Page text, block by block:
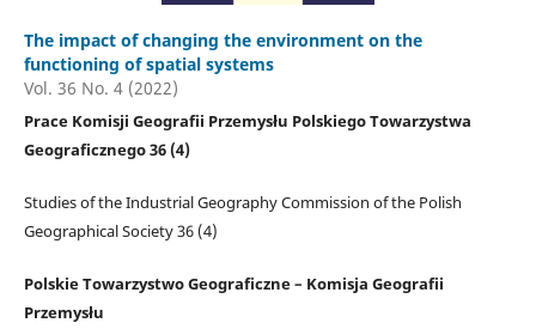
The impact of changing the environment on the
functioning of spatial systems
Vol. 36 No. 4 (2022)
Prace Komisji Geografii Przemysłu Polskiego Towarzystwa
Geograficznego 36 (4)
Studies of the Industrial Geography Commission of the Polish
Geographical Society 36 (4)
Polskie Towarzystwo Geograficzne – Komisja Geografii
Przemysłu